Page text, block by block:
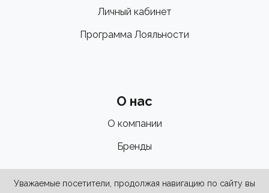
Личный кабинет
Программа Лояльности
О нас
О компании
Бренды
Уважаемые посетители, продолжая навигацию по сайту вы